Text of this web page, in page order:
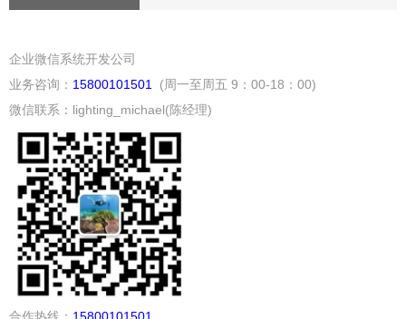
企业微信系统开发公司
业务咨询： 15800101501 (周一至周五 9：00-18：00)
微信联系：lighting_michael(陈经理)